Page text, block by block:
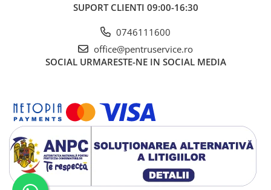
Surubelnite, Torx & Imbus
Clichete, Extensii, Adaptoare,
Accesorii
Dispozitive magnetice, oglinzi,
lampi
Scule Electrice
Consumabile
Produse igiena
SUPORT CLIENTI 09:00-16:30
0746111600
office@pentruservice.ro
SOCIAL URMARESTE-NE IN SOCIAL MEDIA